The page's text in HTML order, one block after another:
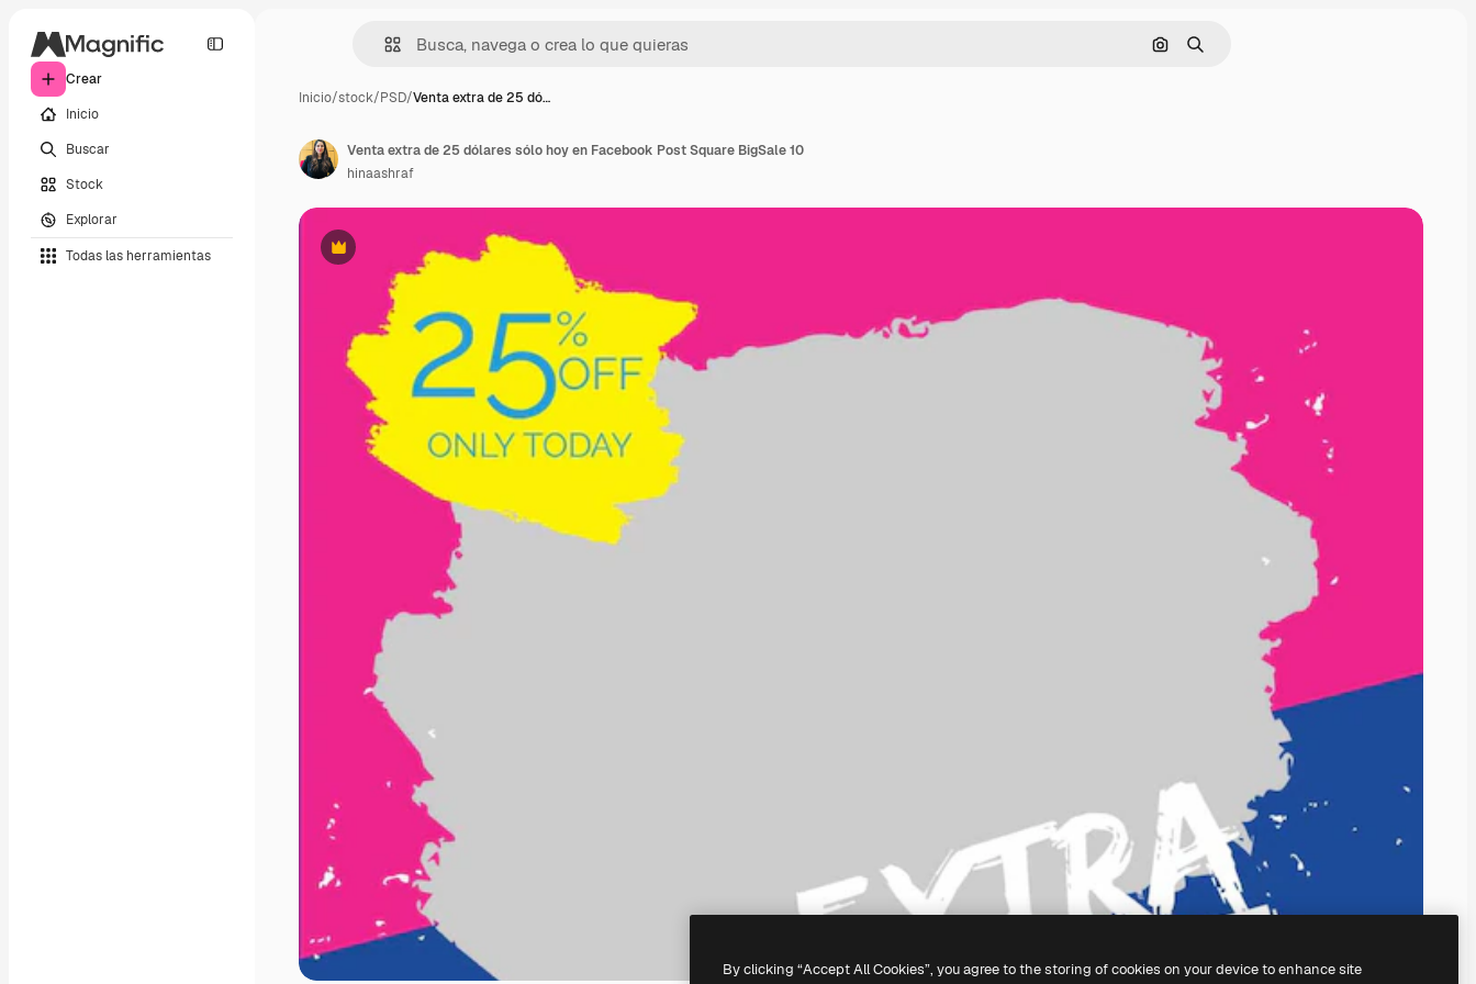
Crear
Inicio
Buscar
Stock
Explorar
Todas las herramientas
Buscar por imagen
Buscar
Inicio/stock/PSD/Venta extra de 25 dó…
Premium
Venta extra de 25 dólares sólo hoy en Facebook Post Square BigSale 10
hinaashraf
By clicking “Accept All Cookies”, you agree to the storing of cookies on your device to enhance site